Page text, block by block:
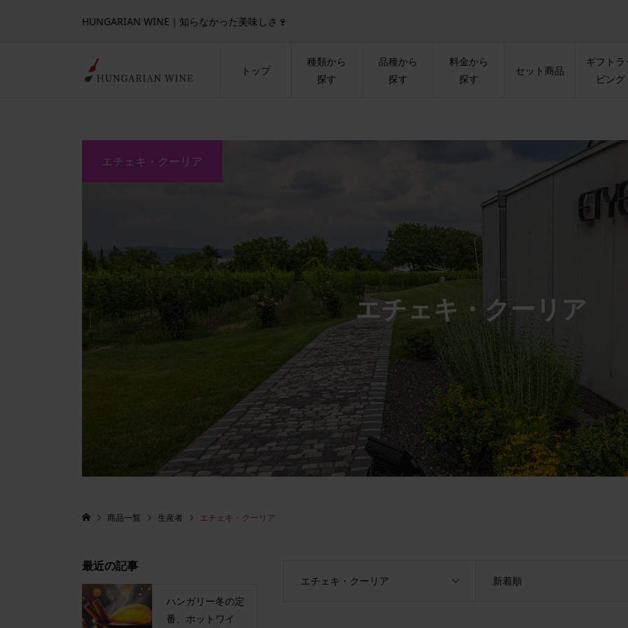
HUNGARIAN WINE｜知らなかった美味しさ🍷
トップ
種類から
探す
品種から
探す
料金から
探す
セット商品
ギフトラ
ピング
エチェキ・クーリア
エチェキ・クーリア
商品一覧 生産者 エチェキ・クーリア
エチェキ・クーリア 新着順
最近の記事
ハンガリー冬の定
番、ホットワイ